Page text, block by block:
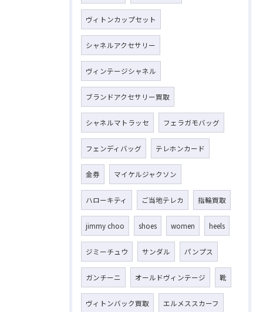
ヴィトンカップセット
シャネルアクセサリー
ヴィンテージシャネル
ブランドアクセサリー買取
シャネルマトラッセ フェラガモバッグ
フェンディバッグ テレホンカード
金券 マイケルジャクソン
ハローキティ ご当地テレカ 指輪買取
jimmy choo shoes women heels
ジミーチュウ サンダル パンプス
ガンチーニ オールドヴィンテージ 靴
ヴィトンバック買取 エルメススカーフ